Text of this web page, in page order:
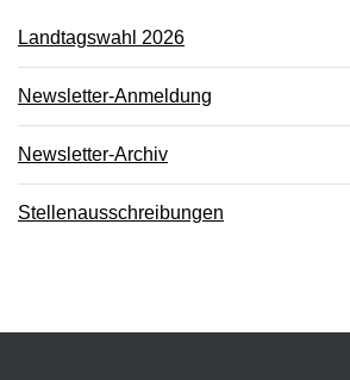
Landtagswahl 2026
Newsletter-Anmeldung
Newsletter-Archiv
Stellenausschreibungen